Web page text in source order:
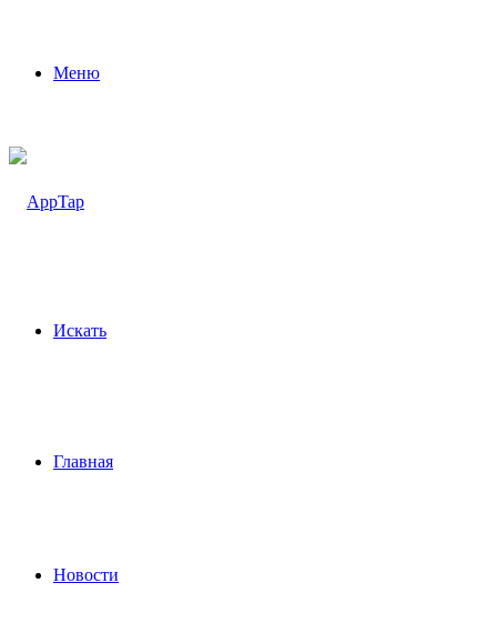
Меню
Искать
Главная
Новости